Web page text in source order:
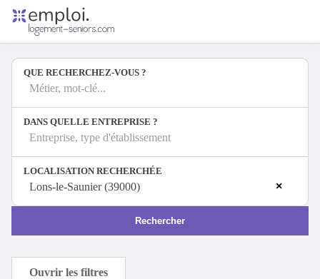
Offres d'emploi
Entreprises
Métiers
Se connecter
Espace candidat
Espace recruteur
QUE RECHERCHEZ-VOUS ?
Métier, mot-clé...
DANS QUELLE ENTREPRISE ?
Entreprise, type d'établissement
LOCALISATION RECHERCHÉE
×
Lons-le-Saunier (39000)
Rechercher
Ouvrir les filtres